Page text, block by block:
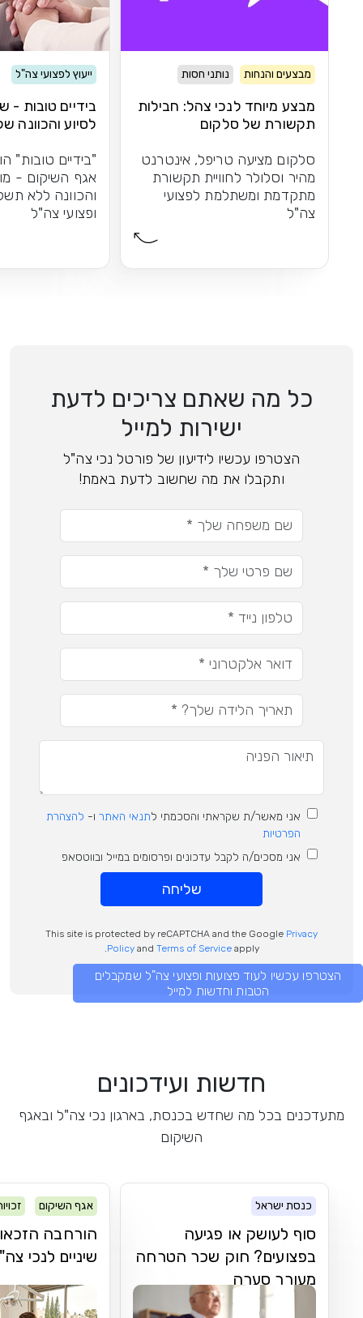
מבצעים והנחות נותני חסות
מבצע מיוחד לנכי צהל: חבילות
תקשורת של סלקום
סלקום מציעה טריפל, אינטרנט
מהיר וסלולר לחוויית תקשורת
מתקדמת ומשתלמת לפצועי
צה"ל
ייעוץ לפצועי צה"ל
בידיים טובות -
לסיוע והכוונה
"בידיים טובות"
אגף השיקום -
והכוונה ללא
ופצועי צה"ל
כל מה שאתם צריכים לדעת
ישירות למייל
הצטרפו עכשיו לידיעון של פורטל נכי צה"ל
ותקבלו את מה שחשוב לדעת באמת!
אני מאשר/ת שקראתי והסכמתי לתנאי האתר ו- להצהרת
הפרטיות
אני מסכים/ה לקבל עדכונים ופרסומים במייל ובווטסאפ
שליחה
This site is protected by reCAPTCHA and the Google Privacy
Policyand Terms of Serviceapply.
הצטרפו עכשיו לעוד פצועות ופצועי צה"ל שמקבלים
הטבות וחדשות למייל
חדשות ועידכונים
מתעדכנים בכל מה שחדש בכנסת, בארגון נכי צה"ל ובאגף
השיקום
כנסת ישראל
סוף לעושק או פגיעה
בפצועים? חוק שכר הטרחה
מעורר סערה
אגף השיקום
הורחבה
שיניים לנכי